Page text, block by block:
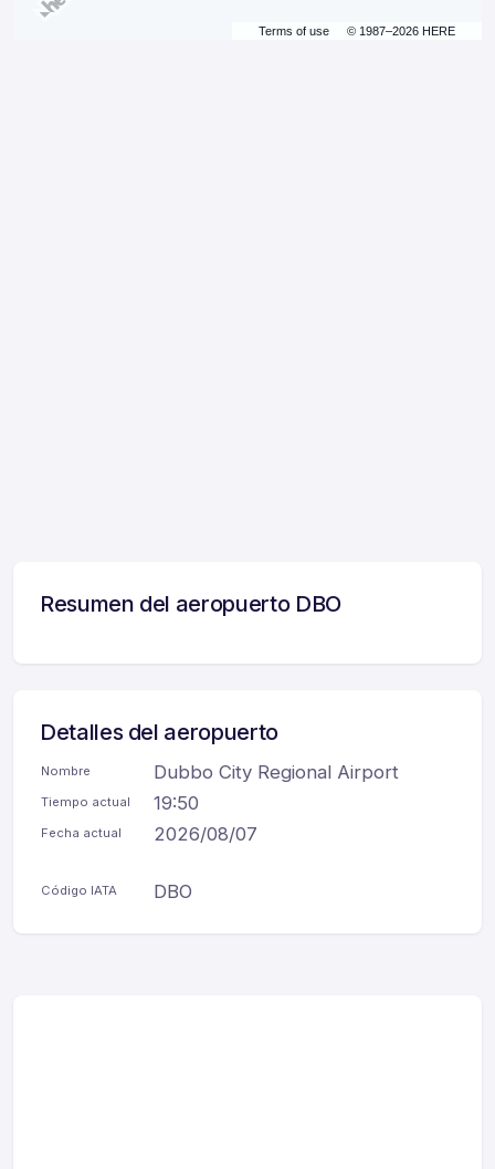
Terms of use © 1987–2026 HERE
Resumen del aeropuerto DBO
Detalles del aeropuerto
Nombre Dubbo City Regional Airport
Tiempo actual 19:50
Fecha actual 2026/08/07
Código IATA DBO